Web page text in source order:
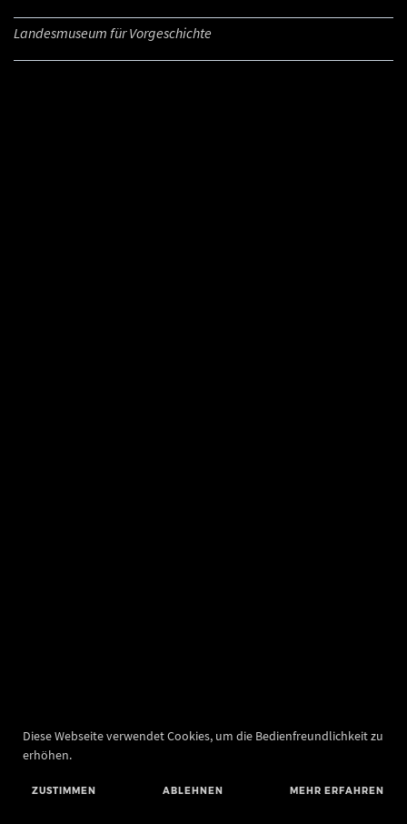
Diese Webseite verwendet Cookies, um die Bedienfreundlichkeit zu
erhöhen.
ZUSTIMMEN ABLEHNEN MEHR ERFAHREN
Landesmuseum für Vorgeschichte